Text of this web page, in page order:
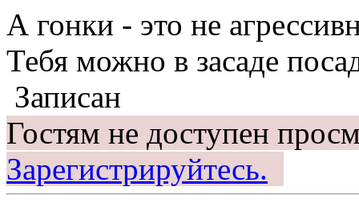
А гонки - это не
Тебя можно в засаде
Записан
Гостям не доступен
Зарегистрируйтесь.